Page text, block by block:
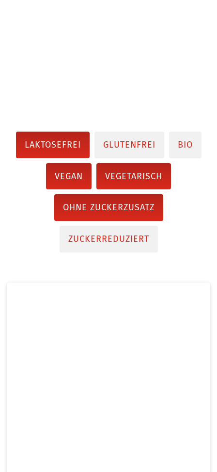
LAKTOSEFREI GLUTENFREI BIO
VEGAN VEGETARISCH
OHNE ZUCKERZUSATZ
ZUCKERREDUZIERT